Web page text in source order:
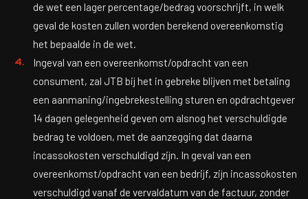
de wet een lager percentage/bedrag voorschrijft, in welk
geval de kosten zullen worden berekend overeenkomstig
het bepaalde in de wet.
Ingeval van een overeenkomst/opdracht van een
consument, zal JTB bij het in gebreke blijven met betaling
een aanmaning/ingebrekestelling sturen en opdrachtgever
14 dagen gelegenheid geven om alsnog het verschuldigde
bedrag te voldoen, met de aanzegging dat daarna
incassokosten verschuldigd zijn. In geval van een
overeenkomst/opdracht van een bedrijf, zijn incassokosten
verschuldigd vanaf de vervaldatum van de factuur, zonder